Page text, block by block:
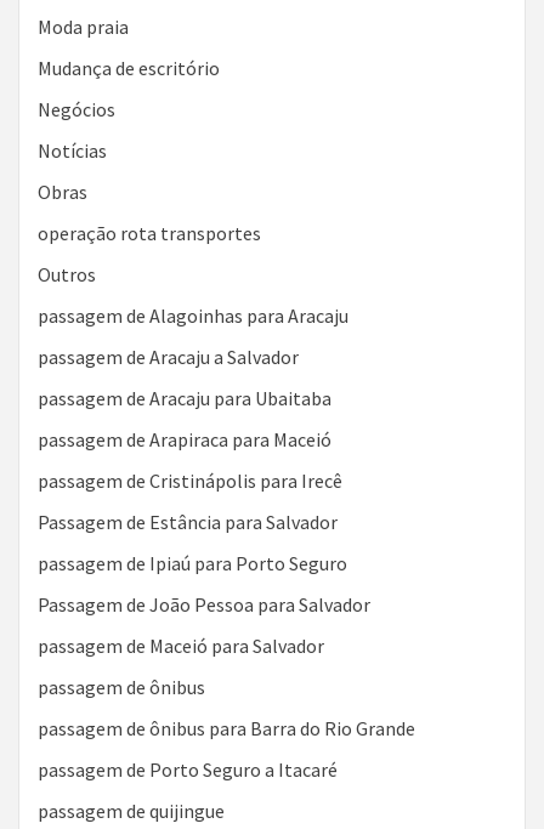
Moda praia
Mudança de escritório
Negócios
Notícias
Obras
operação rota transportes
Outros
passagem de Alagoinhas para Aracaju
passagem de Aracaju a Salvador
passagem de Aracaju para Ubaitaba
passagem de Arapiraca para Maceió
passagem de Cristinápolis para Irecê
Passagem de Estância para Salvador
passagem de Ipiaú para Porto Seguro
Passagem de João Pessoa para Salvador
passagem de Maceió para Salvador
passagem de ônibus
passagem de ônibus para Barra do Rio Grande
passagem de Porto Seguro a Itacaré
passagem de quijingue